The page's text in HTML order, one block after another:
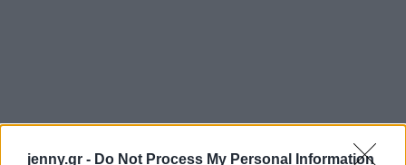
jenny.gr - Do Not Process My Personal Information